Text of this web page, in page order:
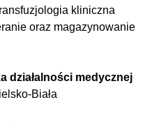
kliniczna
oraz magazynowanie
działalności medycznej
Biała